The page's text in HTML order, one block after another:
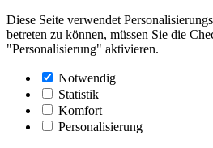
Diese Seite verwendet
betreten zu können, müssen Sie die
"Personalisierung" aktivieren.
Notwendig
Statistik
Komfort
Personalisierung